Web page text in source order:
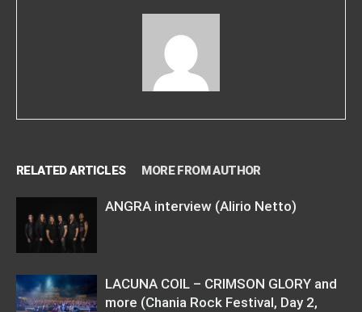
RELATED ARTICLES MORE FROM AUTHOR
ANGRA interview (Alirio Netto)
LACUNA COIL – CRIMSON GLORY and
more (Chania Rock Festival, Day 2,